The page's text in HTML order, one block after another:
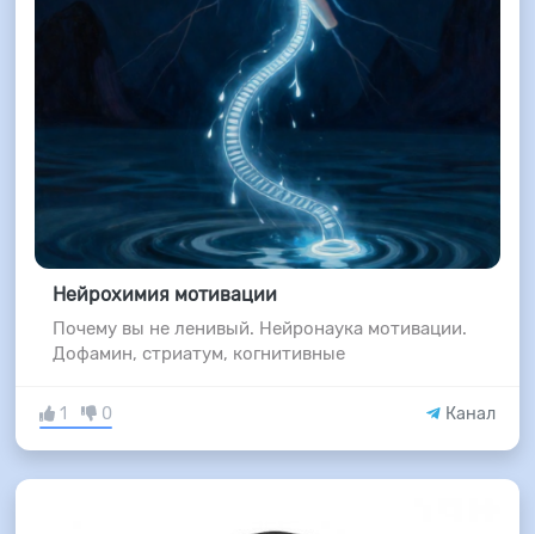
Нейрохимия мотивации
Почему вы не ленивый. Нейронаука мотивации.
Дофамин, стриатум, когнитивные
1 0 Канал